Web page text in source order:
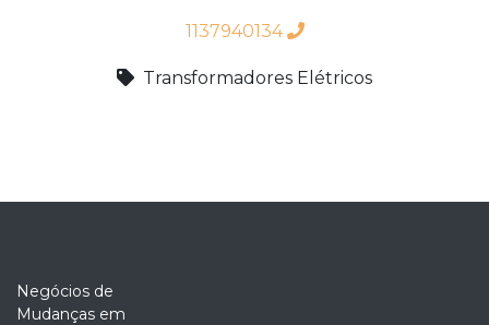
1137940134
Transformadores Elétricos
Negócios de
Mudanças em